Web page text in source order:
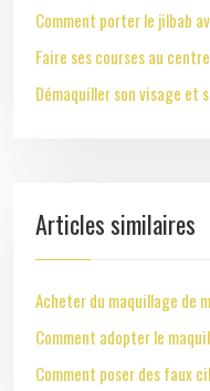
Comment porter le jilbab
Faire ses courses au
Démaquiller son visage et
Articles similaires
Acheter du maquillage de
Comment adopter le
Comment poser des faux